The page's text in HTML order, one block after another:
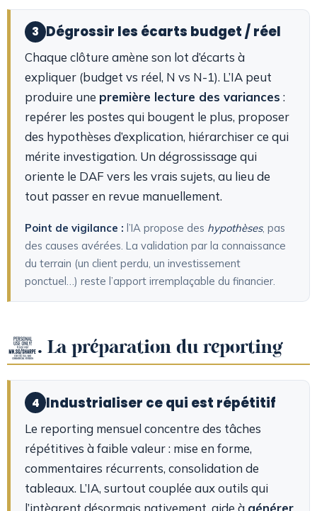
3 Dégrossir les écarts budget / réel
Chaque clôture amène son lot d’écarts à
expliquer (budget vs réel, N vs N-1). L’IA peut
produire une première lecture des variances :
repérer les postes qui bougent le plus, proposer
des hypothèses d’explication, hiérarchiser ce qui
mérite investigation. Un dégrossissage qui
oriente le DAF vers les vrais sujets, au lieu de
tout passer en revue manuellement.
Point de vigilance : l’IA propose des hypothèses, pas
des causes avérées. La validation par la connaissance
du terrain (un client perdu, un investissement
ponctuel…) reste l’apport irremplaçable du financier.
4. La préparation du reporting
4 Industrialiser ce qui est répétitif
Le reporting mensuel concentre des tâches
répétitives à faible valeur : mise en forme,
commentaires récurrents, consolidation de
tableaux. L’IA, surtout couplée aux outils qui
l’intègrent désormais nativement, aide à générer